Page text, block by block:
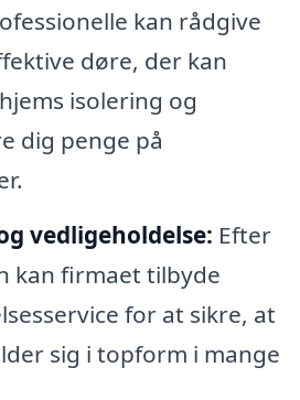
kan rådgive
døre, der kan
isolering og
dig penge på
vedligeholdelse: Efter
kan firmaet tilbyde
for at sikre, at
sig i topform i mange